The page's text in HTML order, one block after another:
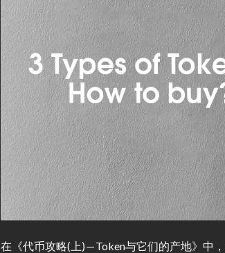
在《代币攻略(上) — Token与它们的产地》中